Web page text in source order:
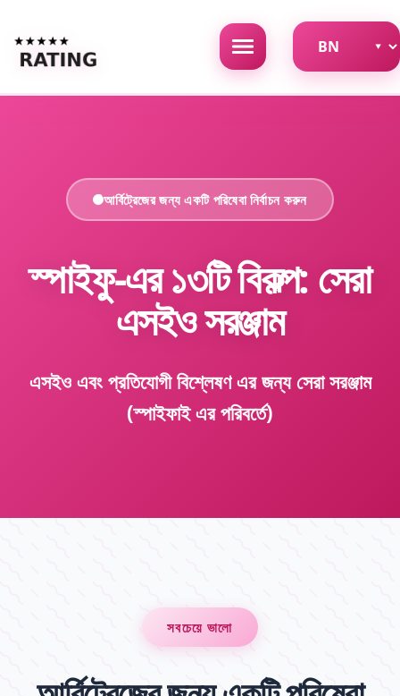
আর্বিট্রেজের জন্য একটি পরিষেবা নির্বাচন করুন
স্পাইফু-এর ১৩টি বিকল্প: সেরা
এসইও সরঞ্জাম
এসইও এবং প্রতিযোগী বিশ্লেষণ এর জন্য সেরা সরঞ্জাম
(স্পাইফাই এর পরিবর্তে)
সবচেয়ে ভালো